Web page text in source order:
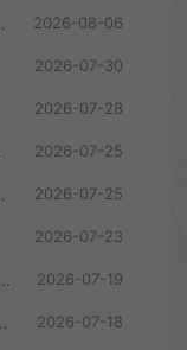
结局叙事游戏 2026-08-06
2026-07-30
2026-07-28
2026-07-25
解谜游戏 2026-07-25
2026-07-23
复古逻辑解密游戏 2026-07-19
点击侦探解谜游戏 2026-07-18